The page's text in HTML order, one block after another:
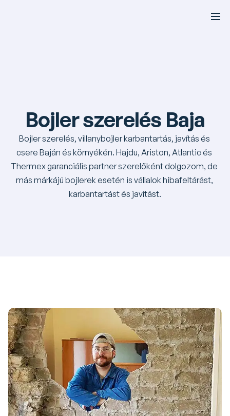
Bojler szerelés Baja
Bojler szerelés, villanybojler karbantartás, javítás és
csere Baján és környékén. Hajdu, Ariston, Atlantic és
Thermex garanciális partner szerelőként dolgozom, de
más márkájú bojlerek esetén is vállalok hibafeltárást,
karbantartást és javítást.